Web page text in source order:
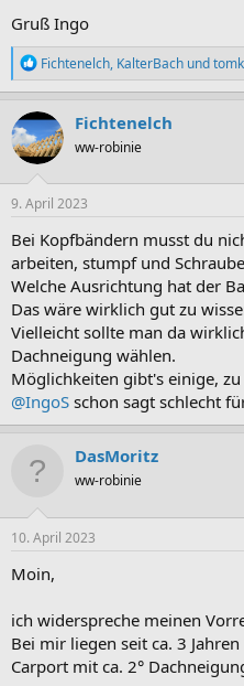
Gruß Ingo
R
e
a
k
t
i
o
n
e
:
Fichtenelch, KalterBach und
Fichtenelch
ww-robinie
9. April 2023
Bei Kopfbändern musst du
arbeiten, stumpf und
Welche Ausrichtung hat der
Das wäre wirklich gut zu
Vielleicht sollte man da
Dachneigung wählen.
Möglichkeiten gibt's einige,
@IngoS schon sagt schlecht
DasMoritz
ww-robinie
10. April 2023
Moin,
ich widerspreche meinen
Bei mir liegen seit ca. 3
Carport mit ca. 2°